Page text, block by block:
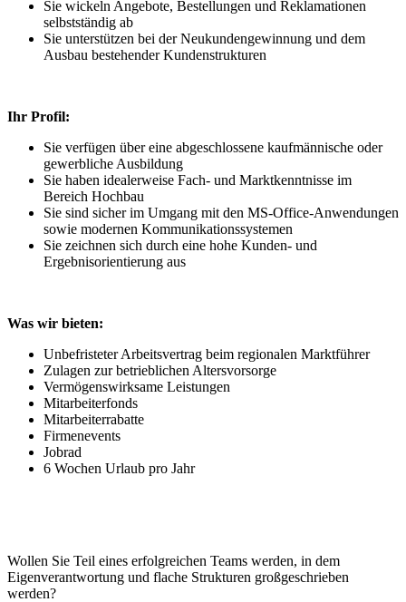
Sie wickeln Angebote, Bestellungen und Reklamationen
selbstständig ab
Sie unterstützen bei der Neukundengewinnung und dem
Ausbau bestehender Kundenstrukturen
Ihr Profil:
Sie verfügen über eine abgeschlossene kaufmännische oder
gewerbliche Ausbildung
Sie haben idealerweise Fach- und Marktkenntnisse im
Bereich Hochbau
Sie sind sicher im Umgang mit den MS-Office-Anwendungen
sowie modernen Kommunikationssystemen
Sie zeichnen sich durch eine hohe Kunden- und
Ergebnisorientierung aus
Was wir bieten:
Unbefristeter Arbeitsvertrag beim regionalen Marktführer
Zulagen zur betrieblichen Altersvorsorge
Vermögenswirksame Leistungen
Mitarbeiterfonds
Mitarbeiterrabatte
Firmenevents
Jobrad
6 Wochen Urlaub pro Jahr
Wollen Sie Teil eines erfolgreichen Teams werden, in dem
Eigenverantwortung und flache Strukturen großgeschrieben
werden?